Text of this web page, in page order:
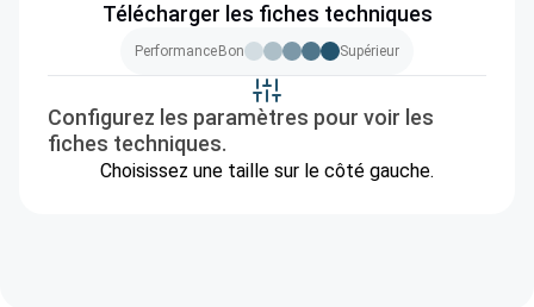
Télécharger les fiches techniques
Performance Bon Supérieur
Configurez les paramètres pour voir les
fiches techniques.
Choisissez une taille sur le côté gauche.